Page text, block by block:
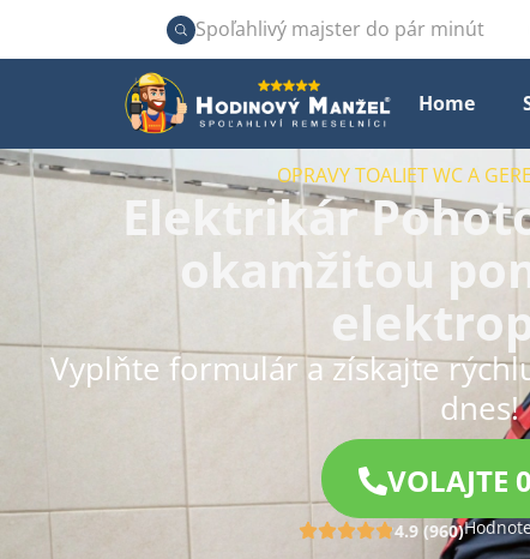
Spoľahlivý majster do pár minút
Home
OPRAVY TOALIET WC A
Elektrikár
okamžitou
Vyplňte formulár a získajte
dnes!
VOLAJTE
4.9 (960)